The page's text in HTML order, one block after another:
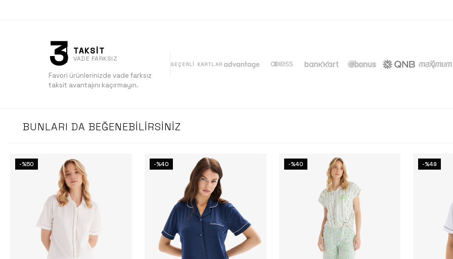
3 TAKSİT
VADE FARKSIZ
Favori ürünlerinizde vade farksız
taksit avantajını kaçırmayın.
GEÇERLI KARTLAR
BUNLARI DA BEĞENEBILIRSINIZ
-%50 -%40 -%40 -%49